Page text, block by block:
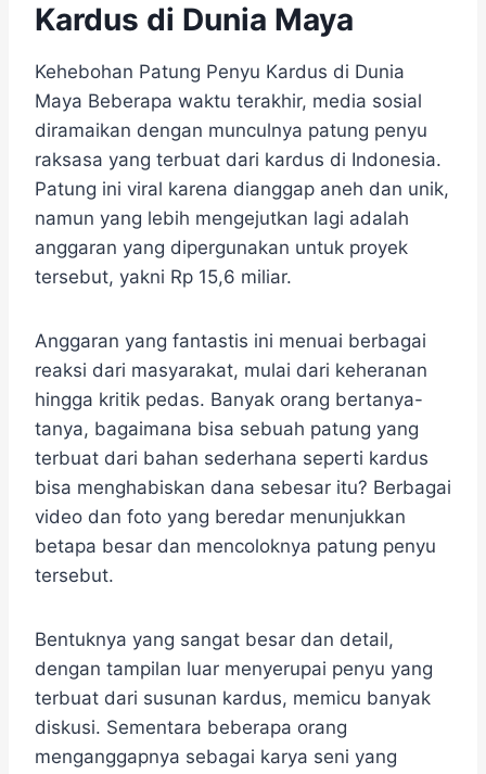
Kardus di Dunia Maya
Kehebohan Patung Penyu Kardus di Dunia
Maya Beberapa waktu terakhir, media sosial
diramaikan dengan munculnya patung penyu
raksasa yang terbuat dari kardus di Indonesia.
Patung ini viral karena dianggap aneh dan unik,
namun yang lebih mengejutkan lagi adalah
anggaran yang dipergunakan untuk proyek
tersebut, yakni Rp 15,6 miliar.
Anggaran yang fantastis ini menuai berbagai
reaksi dari masyarakat, mulai dari keheranan
hingga kritik pedas. Banyak orang bertanya-
tanya, bagaimana bisa sebuah patung yang
terbuat dari bahan sederhana seperti kardus
bisa menghabiskan dana sebesar itu? Berbagai
video dan foto yang beredar menunjukkan
betapa besar dan mencoloknya patung penyu
tersebut.
Bentuknya yang sangat besar dan detail,
dengan tampilan luar menyerupai penyu yang
terbuat dari susunan kardus, memicu banyak
diskusi. Sementara beberapa orang
menganggapnya sebagai karya seni yang